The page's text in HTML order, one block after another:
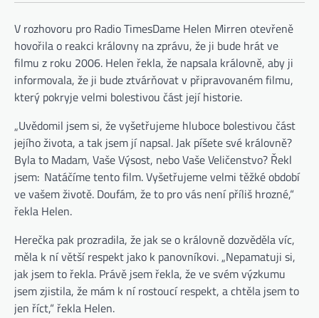
V rozhovoru pro Radio Times(otevře se na nové kartě)
Dame Helen Mirren otevřeně
hovořila o reakci královny na zprávu, že ji bude hrát ve
filmu z roku 2006. Helen řekla, že napsala královně, aby ji
informovala, že ji bude ztvárňovat v připravovaném filmu,
který pokryje velmi bolestivou část její historie.
„Uvědomil jsem si, že vyšetřujeme hluboce bolestivou část
jejího života, a tak jsem jí napsal. Jak píšete své královně?
Byla to Madam, Vaše Výsost, nebo Vaše Veličenstvo? Řekl
jsem: ‚Natáčíme tento film. Vyšetřujeme velmi těžké období
ve vašem životě. Doufám, že to pro vás není příliš hrozné,“
řekla Helen.
Herečka pak prozradila, že jak se o královně dozvěděla víc,
měla k ní větší respekt jako k panovníkovi. „Nepamatuji si,
jak jsem to řekla. Právě jsem řekla, že ve svém výzkumu
jsem zjistila, že mám k ní rostoucí respekt, a chtěla jsem to
jen říct,“ řekla Helen.